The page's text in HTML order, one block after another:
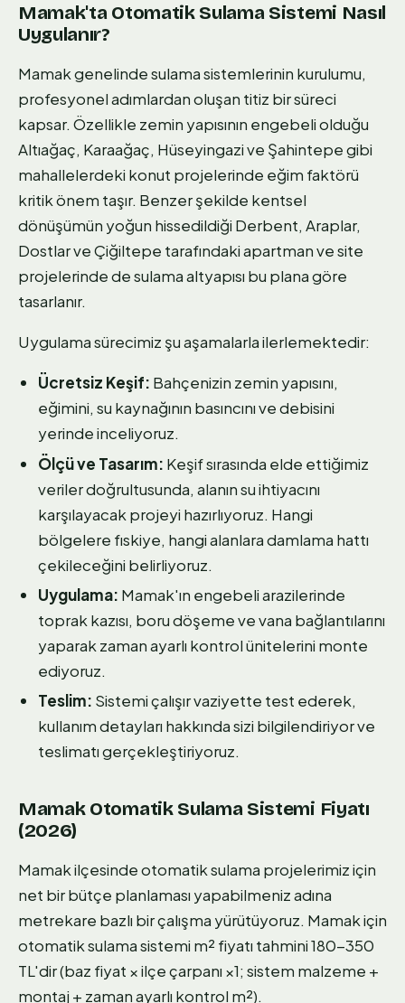
Mamak'ta Otomatik Sulama Sistemi Nasıl
Uygulanır?
Mamak genelinde sulama sistemlerinin kurulumu,
profesyonel adımlardan oluşan titiz bir süreci
kapsar. Özellikle zemin yapısının engebeli olduğu
Altıağaç, Karaağaç, Hüseyingazi ve Şahintepe gibi
mahallelerdeki konut projelerinde eğim faktörü
kritik önem taşır. Benzer şekilde kentsel
dönüşümün yoğun hissedildiği Derbent, Araplar,
Dostlar ve Çiğiltepe tarafındaki apartman ve site
projelerinde de sulama altyapısı bu plana göre
tasarlanır.
Uygulama sürecimiz şu aşamalarla ilerlemektedir:
Ücretsiz Keşif: Bahçenizin zemin yapısını,
eğimini, su kaynağının basıncını ve debisini
yerinde inceliyoruz.
Ölçü ve Tasarım: Keşif sırasında elde ettiğimiz
veriler doğrultusunda, alanın su ihtiyacını
karşılayacak projeyi hazırlıyoruz. Hangi
bölgelere fıskiye, hangi alanlara damlama hattı
çekileceğini belirliyoruz.
Uygulama: Mamak'ın engebeli arazilerinde
toprak kazısı, boru döşeme ve vana bağlantılarını
yaparak zaman ayarlı kontrol ünitelerini monte
ediyoruz.
Teslim: Sistemi çalışır vaziyette test ederek,
kullanım detayları hakkında sizi bilgilendiriyor ve
teslimatı gerçekleştiriyoruz.
Mamak Otomatik Sulama Sistemi Fiyatı
(2026)
Mamak ilçesinde otomatik sulama projelerimiz için
net bir bütçe planlaması yapabilmeniz adına
metrekare bazlı bir çalışma yürütüyoruz. Mamak için
otomatik sulama sistemi m² fiyatı tahmini 180-350
TL'dir (baz fiyat × ilçe çarpanı ×1; sistem malzeme +
montaj + zaman ayarlı kontrol m²).